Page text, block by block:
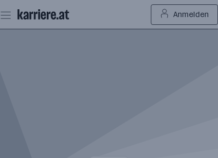
Seiteninhalt
springen
Anmelden